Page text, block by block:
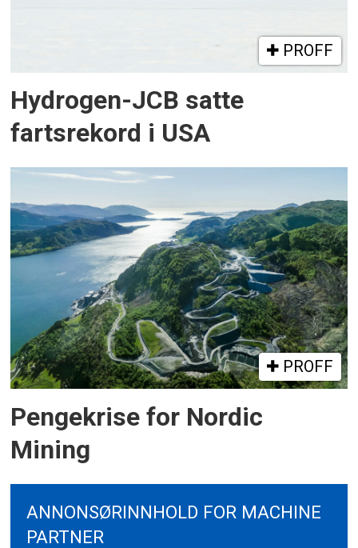
PROFF
Hydrogen-JCB satte
fartsrekord i USA
PROFF
Pengekrise for Nordic
Mining
ANNONSØRINNHOLD FOR MACHINE
PARTNER